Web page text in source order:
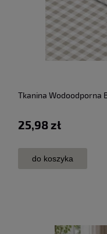
Tkanina Wodoodporna
25,98 zł
do koszyka